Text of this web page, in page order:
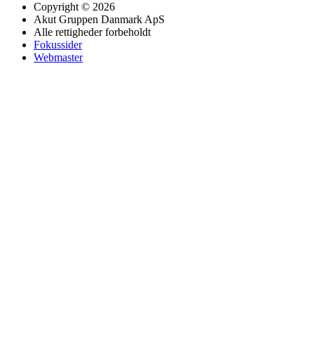
Copyright © 2026
Akut Gruppen Danmark ApS
Alle rettigheder forbeholdt
Fokussider
Webmaster